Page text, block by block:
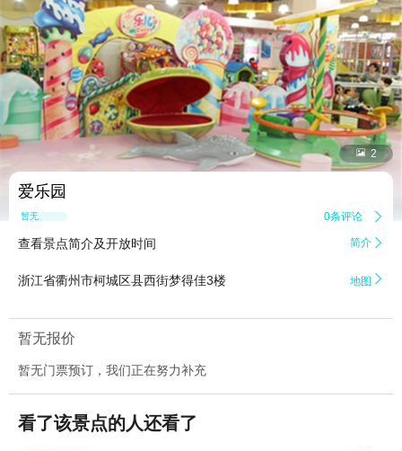
 2
爱乐园
暂无点评 0条评论 
查看景点简介及开放时间 简介 
浙江省衢州市柯城区县西街梦得佳3楼 地图 
暂无报价
暂无门票预订，我们正在努力补充
看了该景点的人还看了
